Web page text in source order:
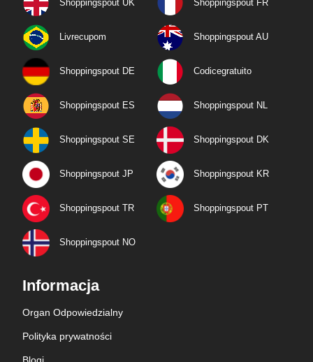
Shoppingspout UK Shoppingspout FR
Livrecupom Shoppingspout AU
Shoppingspout DE Codicegratuito
Shoppingspout ES Shoppingspout NL
Shoppingspout SE Shoppingspout DK
Shoppingspout JP Shoppingspout KR
Shoppingspout TR Shoppingspout PT
Shoppingspout NO
Informacja
Organ Odpowiedzialny
Polityka prywatności